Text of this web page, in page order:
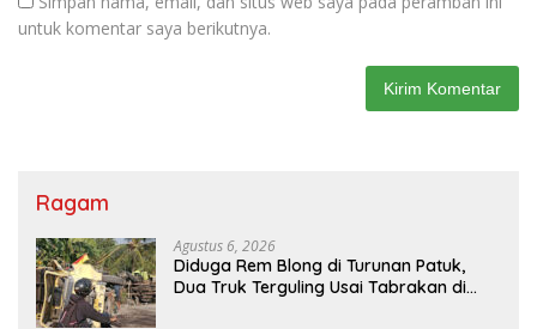
untuk komentar saya berikutnya.
Ragam
Agustus 6, 2026
Diduga Rem Blong di Turunan Patuk,
Dua Truk Terguling Usai Tabrakan di